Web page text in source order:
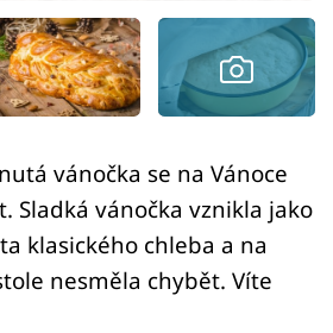
vánočka se na Vánoce
Sladká vánočka vznikla jako
klasického chleba a na
nesměla chybět. Víte